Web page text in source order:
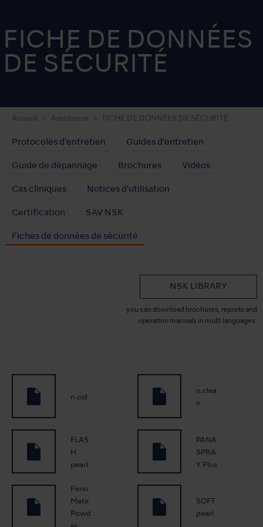
FICHE DE DONNÉES
DE SÉCURITÉ
Accueil Assistance FICHE DE DONNÉES DE SÉCURITÉ
Protocoles d'entretien Guides d'entretien
Guide de dépannage Brochures Vidéos
Cas cliniques Notices d'utilisation
Certification SAV NSK
Fiches de données de sécurité
NSK LIBRARY
you can download brochures, reports and
operation manuals in multi languages.
n.cid
n.clea
n
FLAS
H
pearl
PANA
SPRA
Y Plus
Perio
Mate
Powd
SOFT
pearl